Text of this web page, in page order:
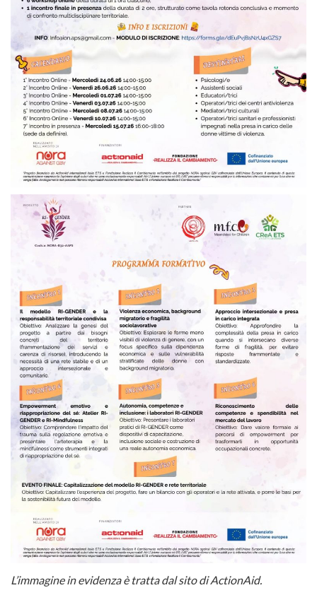
L’immagine in evidenza è tratta dal sito di ActionAid.